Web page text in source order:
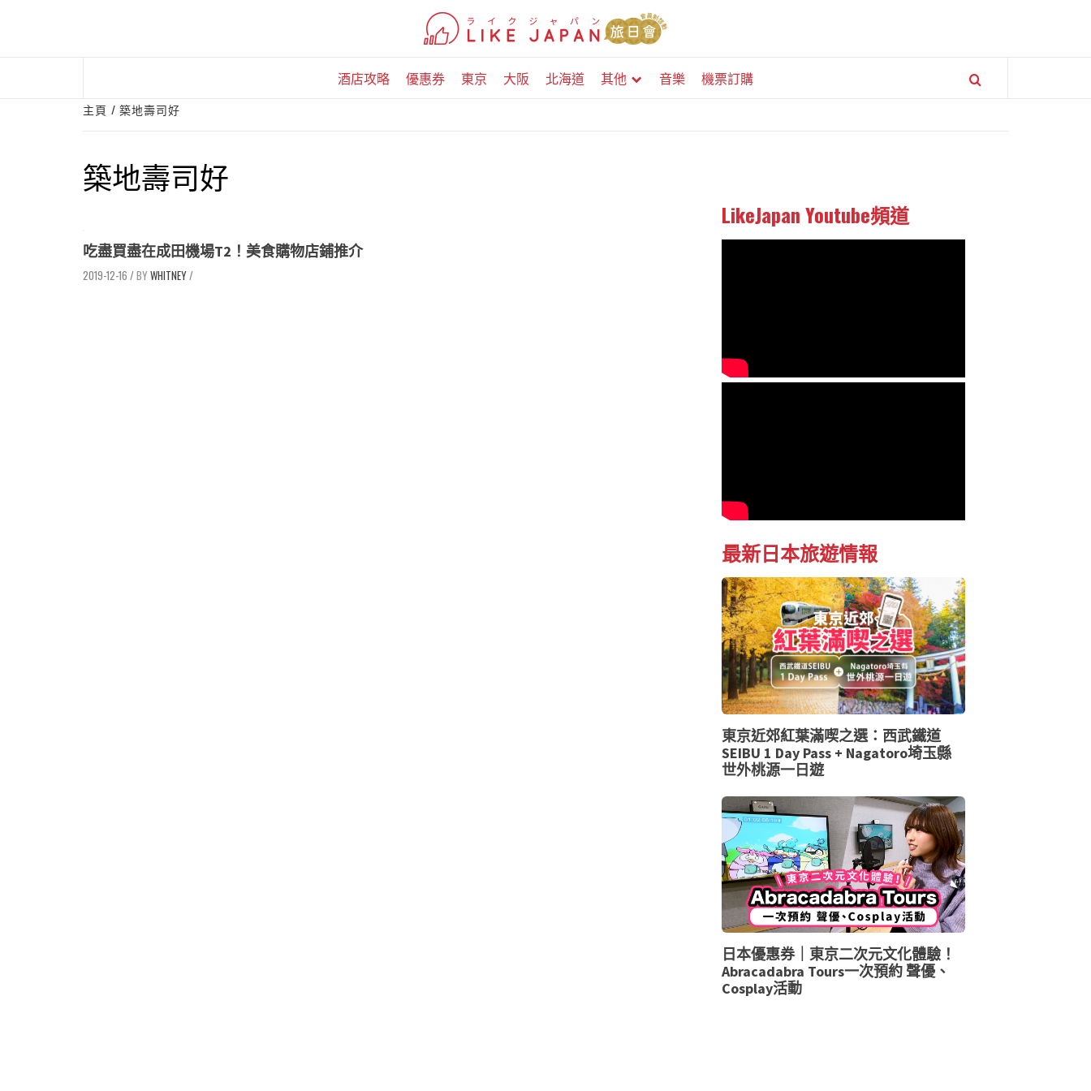
酒店攻略 優惠券 東京 大阪 北海道 其他 音樂 機票訂購
主頁 築地壽司好
築地壽司好
吃盡買盡在成田機場T2！美食購物店鋪推介
2019-12-16 / WHITNEY/
LikeJapan Youtube頻道
最新日本旅遊情報
東京近郊紅葉滿喫之選：西武鐵道
SEIBU 1 Day Pass + Nagatoro埼玉縣
世外桃源一日遊
日本優惠券｜東京二次元文化體驗！
Abracadabra Tours一次預約 聲優、
Cosplay活動